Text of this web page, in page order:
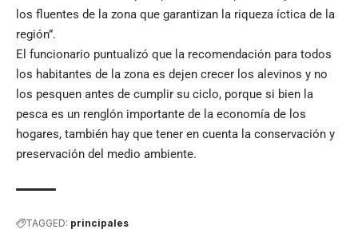
los fluentes de la zona que garantizan la riqueza íctica de la
región”.
El funcionario puntualizó que la recomendación para todos
los habitantes de la zona es dejen crecer los alevinos y no
los pesquen antes de cumplir su ciclo, porque si bien la
pesca es un renglón importante de la economía de los
hogares, también hay que tener en cuenta la conservación y
preservación del medio ambiente.
TAGGED: principales